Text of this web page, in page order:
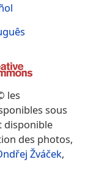
les
sous
disponible
des photos,
Žváček,